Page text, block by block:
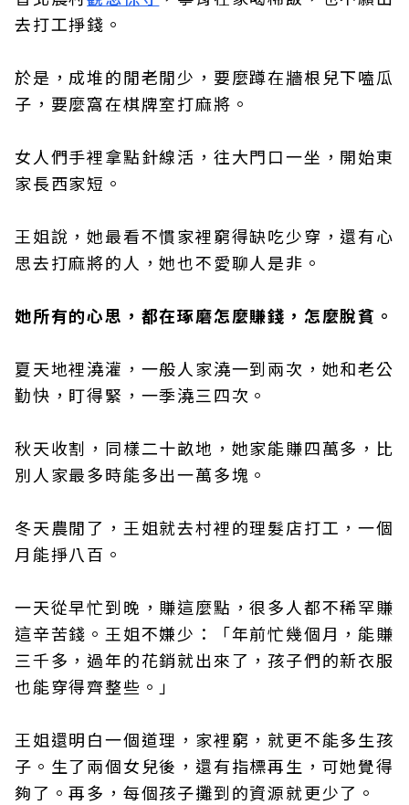
去打工掙錢。
於是，成堆的閒老閒少，要麼蹲在牆根兒下嗑瓜
子，要麼窩在棋牌室打麻將。
女人們手裡拿點針線活，往大門口一坐，開始東
家長西家短。
王姐說，她最看不慣家裡窮得缺吃少穿，還有心
思去打麻將的人，她也不愛聊人是非。
她所有的心思，都在琢磨怎麼賺錢，怎麼脫貧。
夏天地裡澆灌，一般人家澆一到兩次，她和老公
勤快，盯得緊，一季澆三四次。
秋天收割，同樣二十畝地，她家能賺四萬多，比
別人家最多時能多出一萬多塊。
冬天農閒了，王姐就去村裡的理髮店打工，一個
月能掙八百。
一天從早忙到晚，賺這麼點，很多人都不稀罕賺
這辛苦錢。王姐不嫌少：「年前忙幾個月，能賺
三千多，過年的花銷就出來了，孩子們的新衣服
也能穿得齊整些。」
王姐還明白一個道理，家裡窮，就更不能多生孩
子。生了兩個女兒後，還有指標再生，可她覺得
夠了。再多，每個孩子攤到的資源就更少了。